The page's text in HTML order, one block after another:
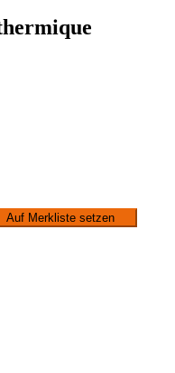
Auf Merkliste setzen